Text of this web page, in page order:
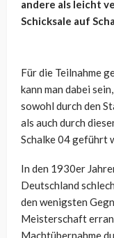
andere als leicht
Schicksale auf
Für die Teilnahme
kann man dabei
sowohl durch den
als auch durch
Schalke 04 geführt
In den 1930er
Deutschland
den wenigsten
Meisterschaft
Machtübernahme